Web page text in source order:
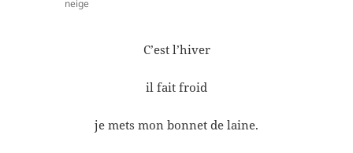
neige
C’est l’hiver
il fait froid
je mets mon bonnet de laine.